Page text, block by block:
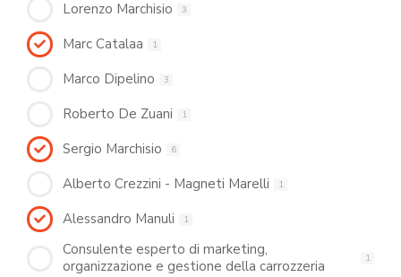
Lorenzo Marchisio 3
Marc Catalaa 1
Marco Dipelino 3
Roberto De Zuani 1
Sergio Marchisio 6
Alberto Crezzini - Magneti Marelli 1
Alessandro Manuli 1
Consulente esperto di marketing,
organizzazione e gestione della carrozzeria
1